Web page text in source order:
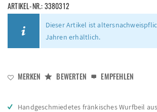
ARTIKEL-NR.:3380312
Dieser Artikel ist
Jahren erhältlich.
MERKEN BEWERTEN EMPFEHLEN
Handgeschmiedetes fränkisches Wurfbeil